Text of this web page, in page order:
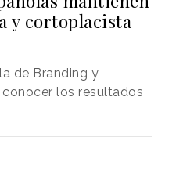
y cortoplacista
de Branding y
los resultados